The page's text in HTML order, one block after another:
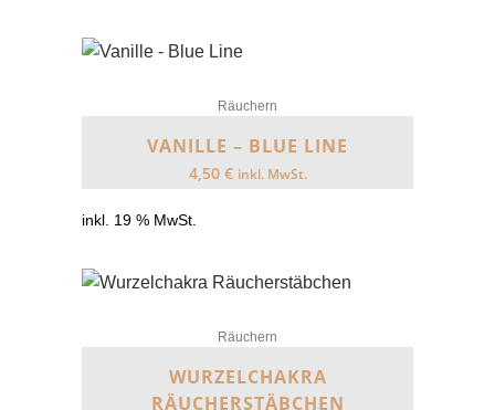
Räuchern
VANILLE – BLUE LINE
4,50 € inkl. MwSt.
inkl. 19 % MwSt.
Räuchern
WURZELCHAKRA
RÄUCHERSTÄBCHEN